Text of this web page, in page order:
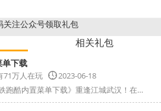
相关礼包
单下载
71万人在玩
2023-06-18
游戏简介：《地铁跑酷内置菜单下载》重逢江城武汉！在荆楚...